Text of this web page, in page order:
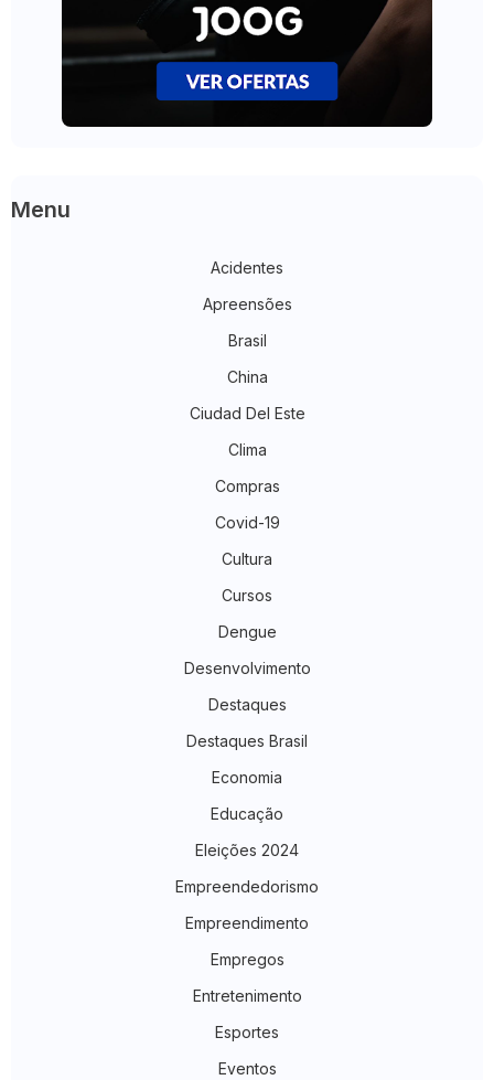
Menu
Acidentes
Apreensões
Brasil
China
Ciudad Del Este
Clima
Compras
Covid-19
Cultura
Cursos
Dengue
Desenvolvimento
Destaques
Destaques Brasil
Economia
Educação
Eleições 2024
Empreendedorismo
Empreendimento
Empregos
Entretenimento
Esportes
Eventos